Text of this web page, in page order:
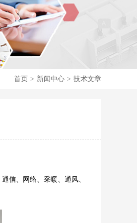
首页 > 新闻中心 > 技术文章
信、网络、采暖、通风、